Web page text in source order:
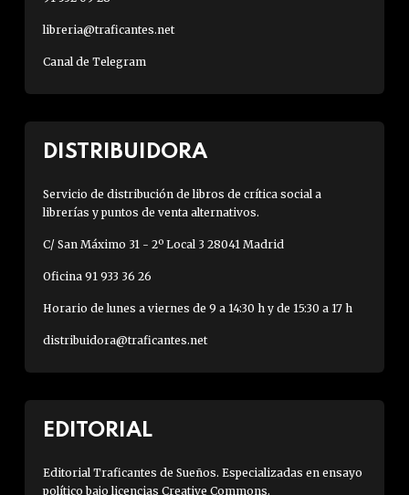
libreria@traficantes.net
Canal de Telegram
DISTRIBUIDORA
Servicio de distribución de libros de crítica social a
librerías y puntos de venta alternativos.
C/ San Máximo 31 - 2º Local 3 28041 Madrid
Oficina 91 933 36 26
Horario de lunes a viernes de 9 a 14:30 h y de 15:30 a 17 h
distribuidora@traficantes.net
EDITORIAL
Editorial Traficantes de Sueños. Especializadas en ensayo
político bajo licencias Creative Commons.